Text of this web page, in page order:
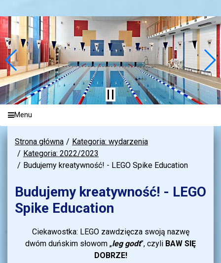
Menu
Strona główna
Kategoria: wydarzenia
Kategoria: 2022/2023
Budujemy kreatywność! - LEGO Spike Education
Budujemy kreatywność! - LEGO
Spike Education
Ciekawostka: LEGO zawdzięcza swoją nazwę
dwóm duńskim słowom „leg godt”, czyli BAW SIĘ
DOBRZE!